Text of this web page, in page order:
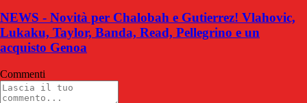
NEWS - Novità per Chalobah e Gutierrez! Vlahovic,
Lukaku, Taylor, Banda, Read, Pellegrino e un
acquisto Genoa
Commenti